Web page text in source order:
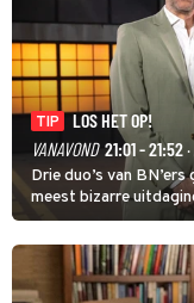
TIP
LOS HET OP!
VANAVOND 21:01 - 21:52
Drie duo’s van
meest bizarre
onderlinge finale. Met
Nabil Aoulad Ayad en